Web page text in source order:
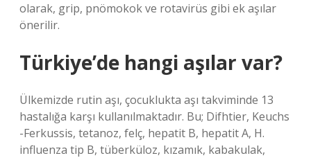
olarak, grip, pnömokok ve rotavirüs gibi ek aşılar
önerilir.
Türkiye’de hangi aşılar var?
Ülkemizde rutin aşı, çocuklukta aşı takviminde 13
hastalığa karşı kullanılmaktadır. Bu; Difhtier, Keuchs
-Ferkussis, tetanoz, felç, hepatit B, hepatit A, H.
influenza tip B, tüberküloz, kızamık, kabakulak,